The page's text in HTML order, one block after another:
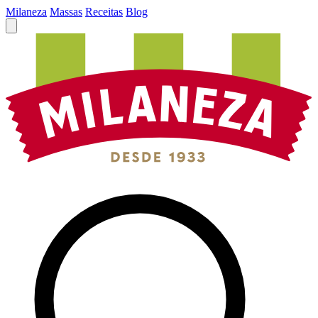
Milaneza Massas Receitas Blog